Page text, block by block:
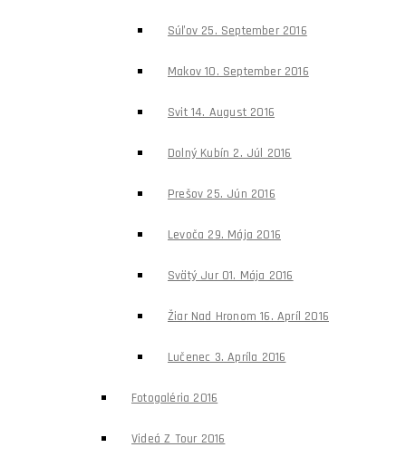
Súľov 25. September 2016
Makov 10. September 2016
Svit 14. August 2016
Dolný Kubín 2. Júl 2016
Prešov 25. Jún 2016
Levoča 29. Mája 2016
Svätý Jur 01. Mája 2016
Žiar Nad Hronom 16. Apríl 2016
Lučenec 3. Apríla 2016
Fotogaléria 2016
Videá Z Tour 2016